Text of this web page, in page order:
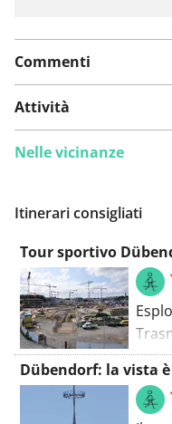
Commenti
Attività
Nelle vicinanze
Itinerari consigliati
Tour sportivo
di